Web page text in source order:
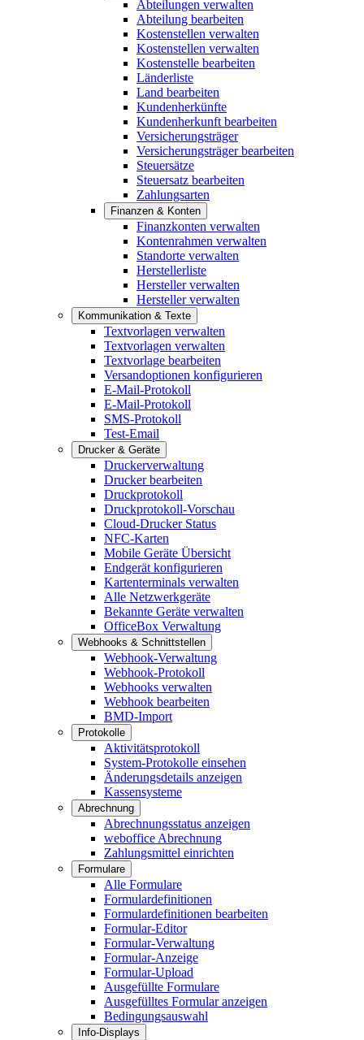
Abteilungen verwalten
Abteilung bearbeiten
Kostenstellen verwalten
Kostenstellen verwalten
Kostenstelle bearbeiten
Länderliste
Land bearbeiten
Kundenherkünfte
Kundenherkunft bearbeiten
Versicherungsträger
Versicherungsträger bearbeiten
Steuersätze
Steuersatz bearbeiten
Zahlungsarten
Finanzen & Konten
Finanzkonten verwalten
Kontenrahmen verwalten
Standorte verwalten
Herstellerliste
Hersteller verwalten
Hersteller verwalten
Kommunikation & Texte
Textvorlagen verwalten
Textvorlagen verwalten
Textvorlage bearbeiten
Versandoptionen konfigurieren
E-Mail-Protokoll
E-Mail-Protokoll
SMS-Protokoll
Test-Email
Drucker & Geräte
Druckerverwaltung
Drucker bearbeiten
Druckprotokoll
Druckprotokoll-Vorschau
Cloud-Drucker Status
NFC-Karten
Mobile Geräte Übersicht
Endgerät konfigurieren
Kartenterminals verwalten
Alle Netzwerkgeräte
Bekannte Geräte verwalten
OfficeBox Verwaltung
Webhooks & Schnittstellen
Webhook-Verwaltung
Webhook-Protokoll
Webhooks verwalten
Webhook bearbeiten
BMD-Import
Protokolle
Aktivitätsprotokoll
System-Protokolle einsehen
Änderungsdetails anzeigen
Kassensysteme
Abrechnung
Abrechnungsstatus anzeigen
weboffice Abrechnung
Zahlungsmittel einrichten
Formulare
Alle Formulare
Formulardefinitionen
Formulardefinitionen bearbeiten
Formular-Editor
Formular-Verwaltung
Formular-Anzeige
Formular-Upload
Ausgefüllte Formulare
Ausgefülltes Formular anzeigen
Bedingungsauswahl
Info-Displays